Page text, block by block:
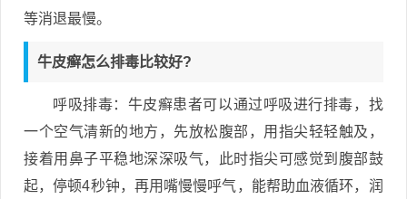
等消退最慢。
牛皮癣怎么排毒比较好?
呼吸排毒：牛皮癣患者可以通过呼吸进行排毒，找
一个空气清新的地方，先放松腹部，用指尖轻轻触及，
接着用鼻子平稳地深深吸气，此时指尖可感觉到腹部鼓
起，停顿4秒钟，再用嘴慢慢呼气，能帮助血液循环，润